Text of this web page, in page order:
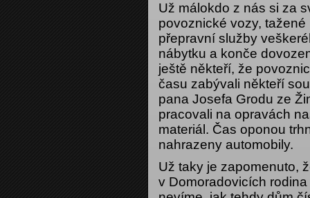
Už málokdo z nás si za
povoznické vozy,
přepravní služby
nábytku a konče
ještě někteří, že
času zabývali někteří
pana Josefa Grodu ze
pracovali na opravách
materiál. Čas oponou
nahrazeny automobily.
Už taky je zapomenuto,
v Domoradovicích